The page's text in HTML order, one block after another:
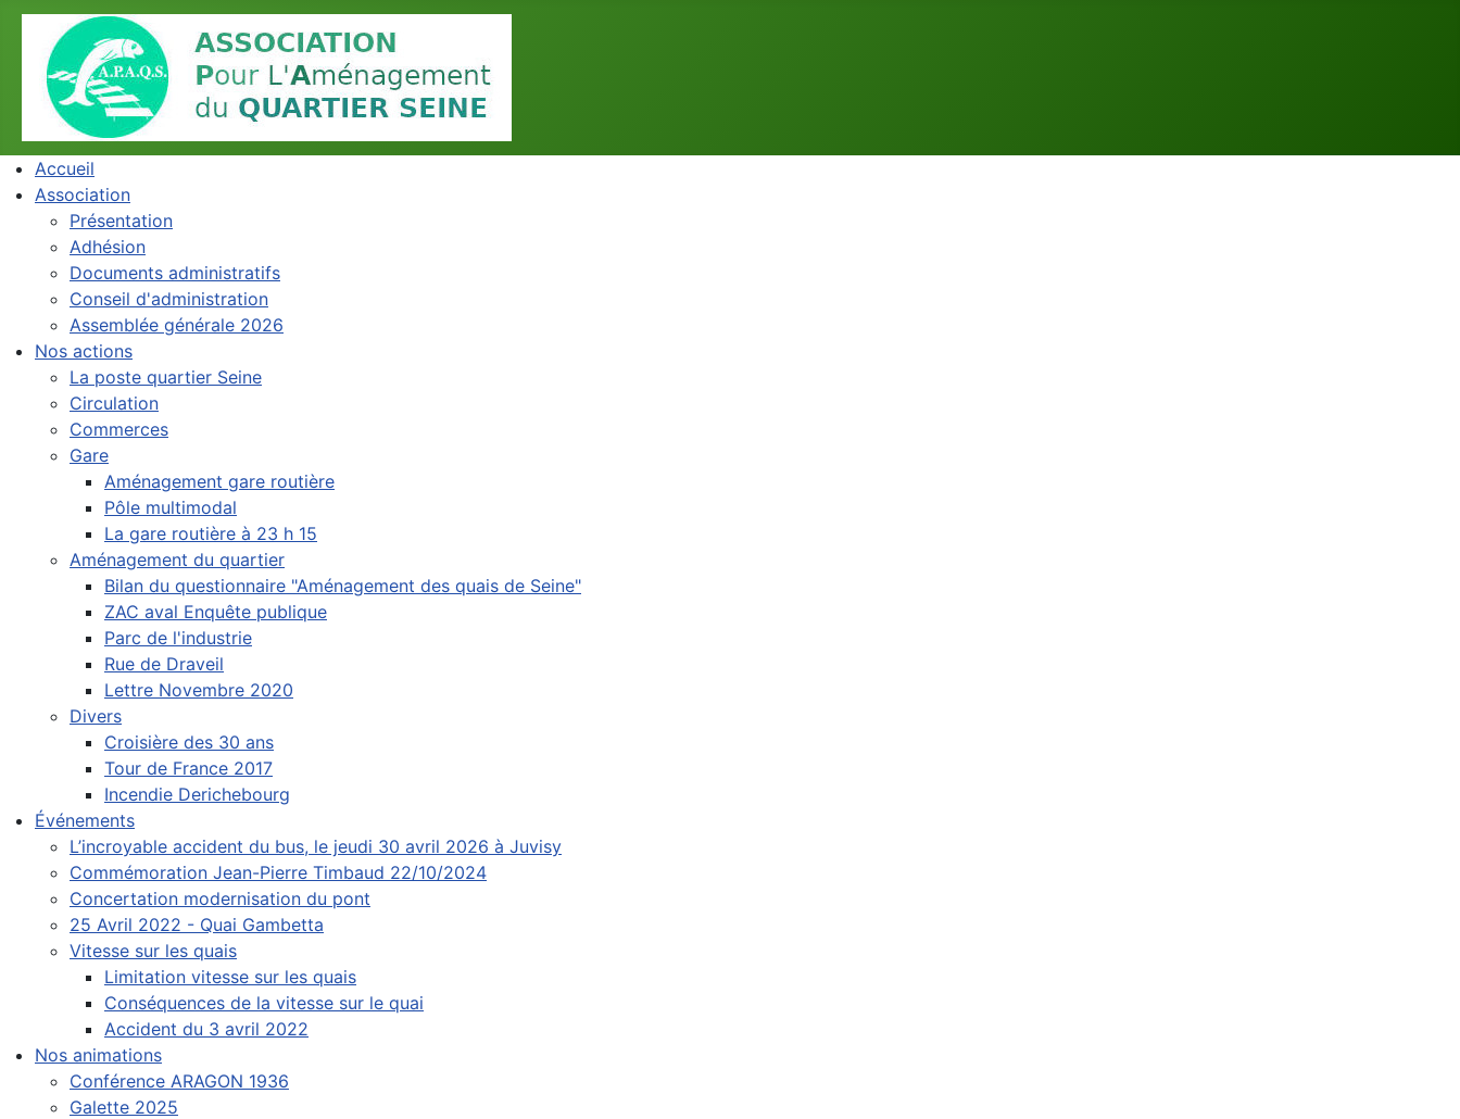
Accueil
Association
Présentation
Adhésion
Documents administratifs
Conseil d'administration
Assemblée générale 2026
Nos actions
La poste quartier Seine
Circulation
Commerces
Gare
Aménagement gare routière
Pôle multimodal
La gare routière à 23 h 15
Aménagement du quartier
Bilan du questionnaire "Aménagement des quais de Seine"
ZAC aval Enquête publique
Parc de l'industrie
Rue de Draveil
Lettre Novembre 2020
Divers
Croisière des 30 ans
Tour de France 2017
Incendie Derichebourg
Événements
L’incroyable accident du bus, le jeudi 30 avril 2026 à Juvisy
Commémoration Jean-Pierre Timbaud 22/10/2024
Concertation modernisation du pont
25 Avril 2022 - Quai Gambetta
Vitesse sur les quais
Limitation vitesse sur les quais
Conséquences de la vitesse sur le quai
Accident du 3 avril 2022
Nos animations
Conférence ARAGON 1936
Galette 2025